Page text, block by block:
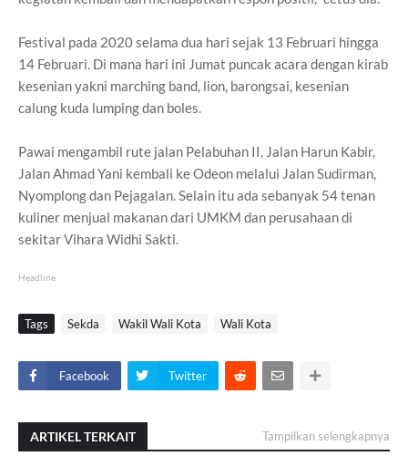
Festival pada 2020 selama dua hari sejak 13 Februari hingga
14 Februari. Di mana hari ini Jumat puncak acara dengan kirab
kesenian yakni marching band, lion, barongsai, kesenian
calung kuda lumping dan boles.
Pawai mengambil rute jalan Pelabuhan II, Jalan Harun Kabir,
Jalan Ahmad Yani kembali ke Odeon melalui Jalan Sudirman,
Nyomplong dan Pejagalan. Selain itu ada sebanyak 54 tenan
kuliner menjual makanan dari UMKM dan perusahaan di
sekitar Vihara Widhi Sakti.
Headline
Tags Sekda Wakil Wali Kota Wali Kota
Facebook Twitter
ARTIKEL TERKAIT Tampilkan selengkapnya